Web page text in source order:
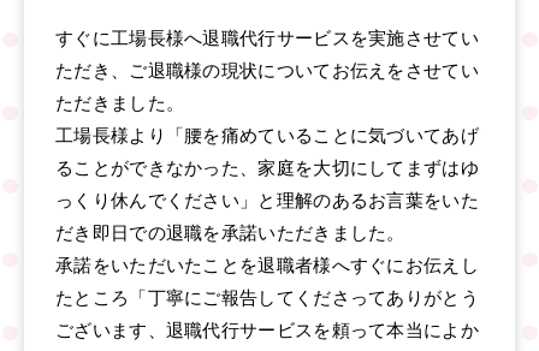
すぐに工場長様へ退職代行サービスを実施させてい
ただき、ご退職様の現状についてお伝えをさせてい
ただきました。
工場長様より「腰を痛めていることに気づいてあげ
ることができなかった、家庭を大切にしてまずはゆ
っくり休んでください」と理解のあるお言葉をいた
だき即日での退職を承諾いただきました。
承諾をいただいたことを退職者様へすぐにお伝えし
たところ「丁寧にご報告してくださってありがとう
ございます、退職代行サービスを頼って本当によか